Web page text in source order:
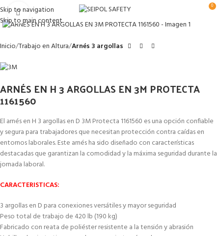
Skip to navigation
Skip to main content
0
Clic para ampliar
Inicio Trabajo en Altura Arnés 3 argollas
ARNÉS EN H 3 ARGOLLAS EN 3M PROTECTA
1161560
El arnés en H 3 argollas en D 3M Protecta 1161560 es una opción confiable
y segura para trabajadores que necesitan protección contra caídas en
entornos laborales. Este arnés ha sido diseñado con características
destacadas que garantizan la comodidad y la máxima seguridad durante la
jornada laboral.
CARACTERISTICAS:
3 argollas en D para conexiones versátiles y mayor seguridad
Peso total de trabajo de 420 lb (190 kg)
Fabricado con reata de poliéster resistente a la tensión y abrasión